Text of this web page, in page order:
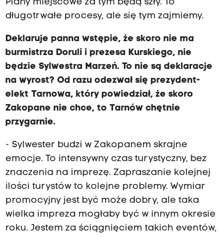
Plany miejscowe za tym będą szły. To
długotrwałe procesy, ale się tym zajmiemy.
Deklaruje panna wstępie, że skoro nie ma
burmistrza Doruli i prezesa Kurskiego, nie
będzie Sylwestra Marzeń. To nie są deklaracje
na wyrost? Od razu odezwał się prezydent-
elekt Tarnowa, który powiedział, że skoro
Zakopane nie chce, to Tarnów chętnie
przygarnie.
- Sylwester budzi w Zakopanem skrajne
emocje. To intensywny czas turystyczny, bez
znaczenia na imprezę. Zapraszanie kolejnej
ilości turystów to kolejne problemy. Wymiar
promocyjny jest być może dobry, ale taka
wielka impreza mogłaby być w innym okresie
roku. Jestem za ściągnięciem takich eventów,